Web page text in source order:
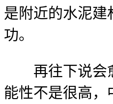
是附近的水泥建
功。
再往下说会愈
能性不是很高，